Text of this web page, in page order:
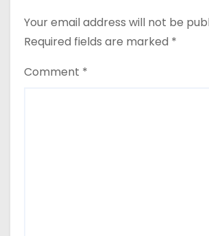
Your email address will not be
Required fields are marked *
Comment *